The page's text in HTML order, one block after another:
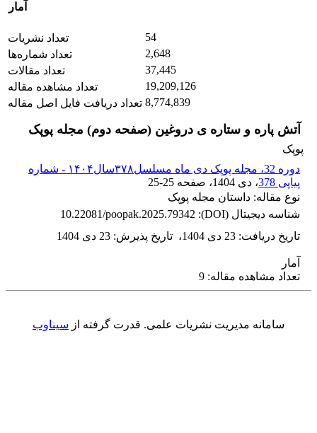
آمار
تعداد نشریات
54
تعداد شماره‌ها
2,648
تعداد مقالات
37,445
تعداد مشاهده مقاله
19,209,126
تعداد دریافت فایل اصل مقاله 8,774,839
آتش پاره و ستاره ی دروغین (صفحه دوم) مجله پوپک
پوپک
دوره 32، مجله پوپک دی ماه مسلسل۳۷۸سال۱۴۰۴ - شماره
پیاپی 378
، دی 1404 ، صفحه 25-25
نوع مقاله: داستان مجله پوپک
شناسه دیجیتال (DOI):
10.22081/poopak.2025.79342
تاریخ دریافت: 23 دی 1404 ، تاریخ پذیرش: 23 دی 1404
آمار
تعداد مشاهده مقاله: 9
سامانه مدیریت نشریات علمی. قدرت گرفته از سیناوب